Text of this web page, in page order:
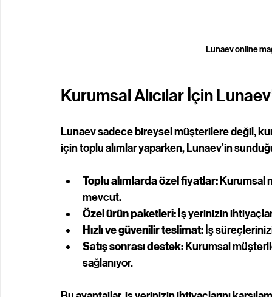
Lunaev online
Kurumsal Alıcılar İçin
Lunaev sadece bireysel müşterilere değil,
için toplu alımlar yaparken, Lunaev’in
Toplu alımlarda özel fiyatlar: Kurumsal
mevcut.
Özel ürün paketleri: İş yerinizin
Hızlı ve güvenilir teslimat: İş
Satış sonrası destek: Kurumsal
sağlanıyor.